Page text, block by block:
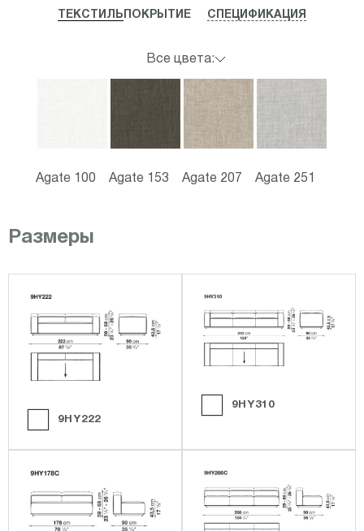
ТЕКСТИЛЬ ПОКРЫТИЕ СПЕЦИФИКАЦИЯ
Все цвета:
Agate 100 Agate 153 Agate 207 Agate 251
Размеры
9HY222
9HY310